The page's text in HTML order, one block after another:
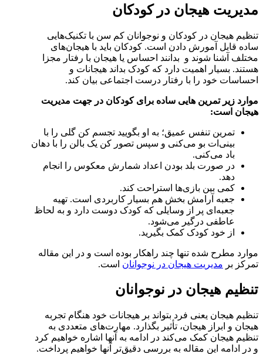
مدیریت هیجان در کودکان
تنظیم هیجان در کودکان و نوجوانان کم سن با تکنیک‌هایی
ساده قابل آمورش دادن است. کودکان باید با هیجان‌های
مختلف آشنا شوند و بدانند احساس یا هیجان با رفتار مجزا
هستند. بسیار اهمیت دارد که کودک بداند هیجانات و
احساسات خود را با رفتار درست اجتماعی بیان کند.
موارد زیر تمرین هایی ساده برای کودکان در جهت مدیریت
هیجان است:
تمرین تنفس عمیق؛ به او بگویید تجسم کن گلی را با
بینی‌ات بو می‌کنی و سپس تصور کن یک بالن را با دهان
باد می‌کنی.
در صورت بلد بودن اعداد شمارش معکوس را انجام
دهد.
کمی بین بازی‌ها استراحت کند.
جعبه آرامش بخش هم بسیار کاربردی است. تهیه
جعبه‌ای پر از وسایلی که کودک دوست دارد و به لحاظ
عاطفی درگیر می‌شود.
از خود کودک کمک بگیرید.
موارد مطرح شده تنها چند راهکار بوده است و در این مقاله
تمرکز بر مدیریت هیجان در نوجوانان است.
تنظیم هیجان در نوجوانان
تنظیم هیجان یعنی فرد بتواند بر هیجانات خود هنگام تجربه
هیجان و ابراز هیجان، تأثیر بگذارد. مهارت‌های متعددی به
تنظیم هیجان کمک می‌کند در ادامه به آنها اشاره خواهیم کرد
و در ادامه این مقاله به بررسی دقیق‌تر آنها خواهیم پرداخت.